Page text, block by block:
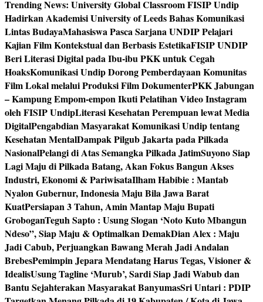
Trending News: University Global Classroom FISIP Undip
Hadirkan Akademisi University of Leeds Bahas Komunikasi
Lintas BudayaMahasiswa Pasca Sarjana UNDIP Pelajari
Kajian Film Kontekstual dan Berbasis EstetikaFISIP UNDIP
Beri Literasi Digital pada Ibu-ibu PKK untuk Cegah
HoaksKomunikasi Undip Dorong Pemberdayaan Komunitas
Film Lokal melalui Produksi Film DokumenterPKK Jabungan
– Kampung Empom-empon Ikuti Pelatihan Video Instagram
oleh FISIP UndipLiterasi Kesehatan Perempuan lewat Media
DigitalPengabdian Masyarakat Komunikasi Undip tentang
Kesehatan MentalDampak Pilgub Jakarta pada Pilkada
NasionalPelangi di Atas Semangka Pilkada JatimSuyono Siap
Lagi Maju di Pilkada Batang, Akan Fokus Bangun Akses
Industri, Ekonomi & PariwisataIlham Habibie : Mantab
Nyalon Gubernur, Indonesia Maju Bila Jawa Barat
KuatPersiapan 3 Tahun, Amin Mantap Maju Bupati
GroboganTeguh Sapto : Usung Slogan ‘Noto Kuto Mbangun
Ndeso”, Siap Maju & Optimalkan DemakDian Alex : Maju
Jadi Cabub, Perjuangkan Bawang Merah Jadi Andalan
BrebesPemimpin Jepara Mendatang Harus Tegas, Visioner &
IdealisUsung Tagline ‘Murub’, Sardi Siap Jadi Wabub dan
Bantu Sejahterakan Masyarakat BanyumasSri Untari : PDIP